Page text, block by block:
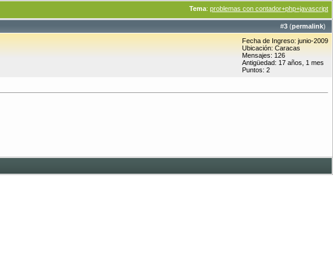
Tema: problemas con contador+php+javascript
#3 (permalink)
Fecha de Ingreso: junio-2009
Ubicación: Caracas
Mensajes: 126
Antigüedad: 17 años, 1 mes
Puntos: 2